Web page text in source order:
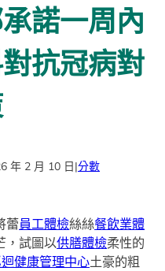
諾一周內
抗冠病對
年 2 月 10 日|分數
蕾員工體檢絲絲餐飲業體
，試圖以供膳體檢柔性的
健康管理中心土豪的粗